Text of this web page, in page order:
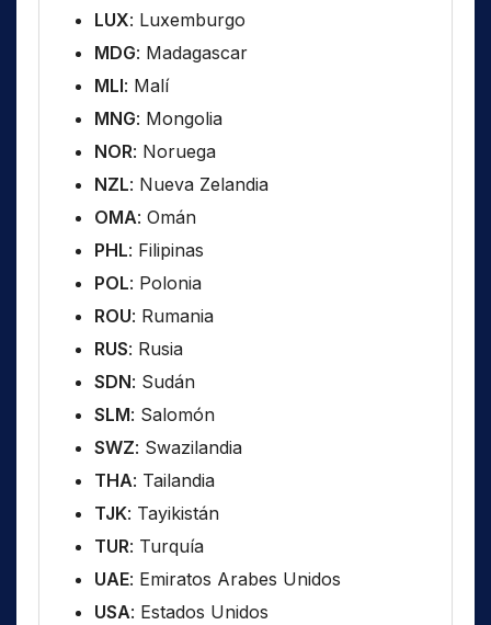
LUX: Luxemburgo
MDG: Madagascar
MLI: Malí
MNG: Mongolia
NOR: Noruega
NZL: Nueva Zelandia
OMA: Omán
PHL: Filipinas
POL: Polonia
ROU: Rumania
RUS: Rusia
SDN: Sudán
SLM: Salomón
SWZ: Swazilandia
THA: Tailandia
TJK: Tayikistán
TUR: Turquía
UAE: Emiratos Arabes Unidos
USA: Estados Unidos